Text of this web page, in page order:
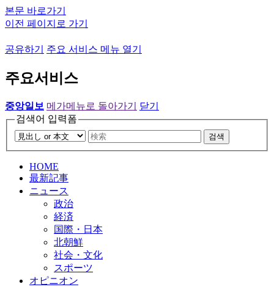
본문 바로가기
이전 페이지로 가기
공유하기 주요 서비스 메뉴 열기
주요서비스
중앙일보 메가메뉴로 돌아가기
닫기
검색어 입력폼
검색
HOME
最新記事
ニュース
政治
経済
国際・日本
北朝鮮
社会・文化
スポーツ
オピニオン